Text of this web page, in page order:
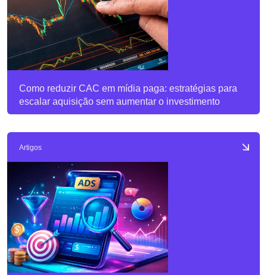
Como reduzir CAC em mídia paga: estratégias para
escalar aquisição sem aumentar o investimento
Artigos